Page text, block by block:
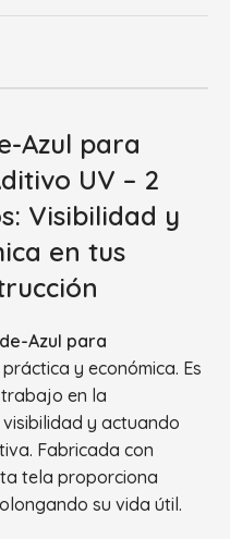
Azul para
UV – 2
Visibilidad y
en tus
Azul para
y económica. Es
en la
y actuando
Fabricada con
tela proporciona
su vida útil.